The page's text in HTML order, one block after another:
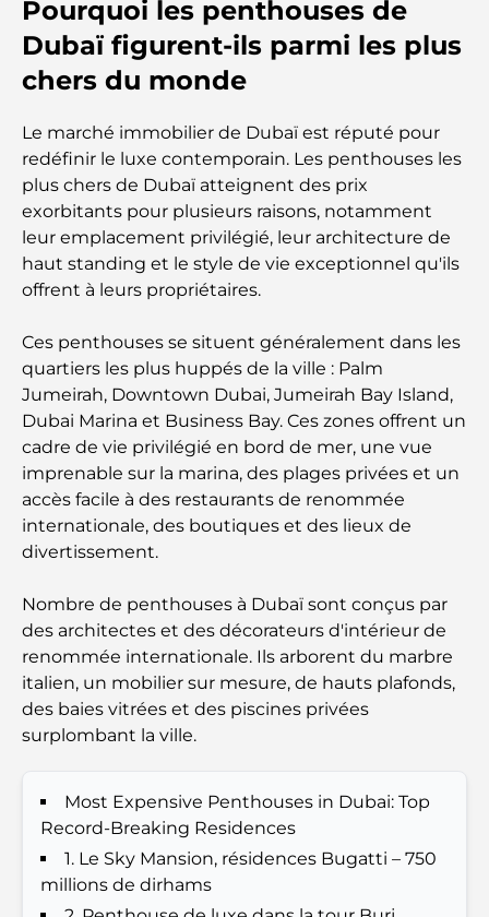
Top 7 Busiest Airports in the World: Hub of Global
Travel
Abu Dhabi vs Dubai: A Practical Comparison for
Best Schools in Downtown Dubai: A Guide for
Families
Que faire à Dubaï en été : le guide ultime pour
profiter de la chaleur
présents attentionnés et intemporels
Écoles à proximité de Palm Jumeirah : un guide
complet pour les familles
Les meilleurs hôtels de Business Bay, à Dubaï :
votre guide ultime
Les meilleurs cafés avec vue à Dubaï : un parfait
Restaurants avec vue sur le Burj Al Arab :
Expériences gastronomiques exceptionnelles à
Dubaï
Clubs de plage de Palm Jumeirah : Guide complet
Restaurants italiens du centre-ville de Dubaï : un
avant-goût d'Italie au cœur de la ville
Les 7 meilleures salles de sport de Dubai Hills : le
summum du fitness
Pourquoi les penthouses de
Dubaï figurent-ils parmi les plus
chers du monde
Le marché immobilier de Dubaï est réputé pour
redéfinir le luxe contemporain. Les penthouses les
plus chers de Dubaï atteignent des prix
exorbitants pour plusieurs raisons, notamment
leur emplacement privilégié, leur architecture de
haut standing et le style de vie exceptionnel qu'ils
offrent à leurs propriétaires.
Ces penthouses se situent généralement dans les
quartiers les plus huppés de la ville : Palm
Jumeirah, Downtown Dubai, Jumeirah Bay Island,
Dubai Marina et Business Bay. Ces zones offrent un
cadre de vie privilégié en bord de mer, une vue
imprenable sur la marina, des plages privées et un
accès facile à des restaurants de renommée
internationale, des boutiques et des lieux de
divertissement.
Nombre de penthouses à Dubaï sont conçus par
des architectes et des décorateurs d'intérieur de
renommée internationale. Ils arborent du marbre
italien, un mobilier sur mesure, de hauts plafonds,
des baies vitrées et des piscines privées
surplombant la ville.
Most Expensive Penthouses in Dubai: Top
Record-Breaking Residences
1. Le Sky Mansion, résidences Bugatti – 750
millions de dirhams